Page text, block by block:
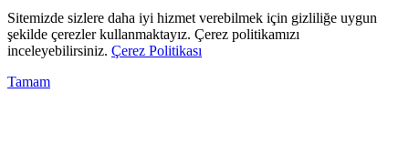
Sitemizde sizlere daha iyi hizmet verebilmek için gizliliğe uygun
şekilde çerezler kullanmaktayız. Çerez politikamızı
inceleyebilirsiniz. Çerez Politikası
Tamam